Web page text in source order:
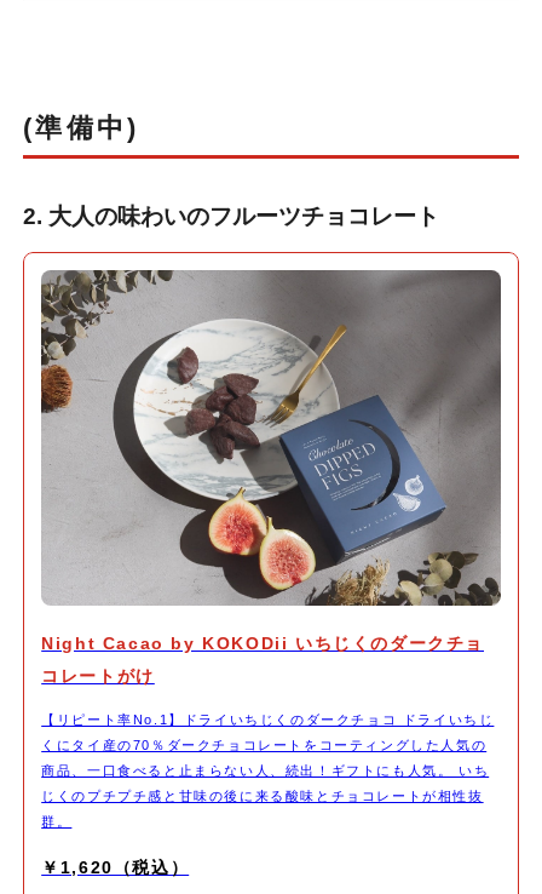
(準備中)
2. 大人の味わいのフルーツチョコレート
Night Cacao by KOKODii いちじくのダークチョ
コレートがけ
【リピート率No.1】ドライいちじくのダークチョコ ドライいちじ
くにタイ産の70％ダークチョコレートをコーティングした人気の
商品、一口食べると止まらない人、続出！ギフトにも人気。 いち
じくのプチプチ感と甘味の後に来る酸味とチョコレートが相性抜
群。
￥1,620（税込）